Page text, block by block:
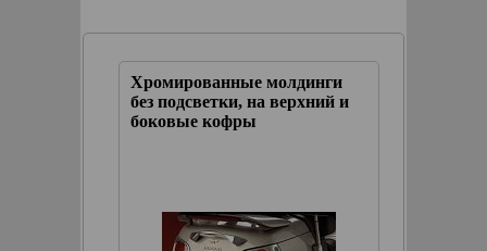
Хромированные молдинги
без подсветки, на верхний и
боковые кофры